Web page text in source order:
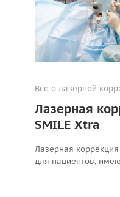
Всё о лазерной
Лазерная
SMILE Хtra
Лазерная
для пациентов,